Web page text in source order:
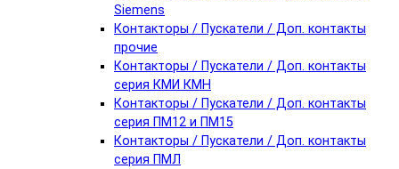
Siemens
Контакторы / Пускатели / Доп. контакты
прочие
Контакторы / Пускатели / Доп. контакты
серия КМИ КМН
Контакторы / Пускатели / Доп. контакты
серия ПМ12 и ПМ15
Контакторы / Пускатели / Доп. контакты
серия ПМЛ